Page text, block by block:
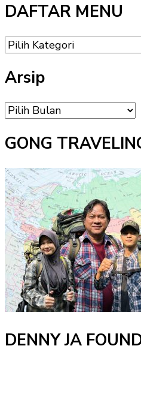
DAFTAR MENU
DAFTAR
MENU
Arsip
Arsip
GONG
DENNY JA